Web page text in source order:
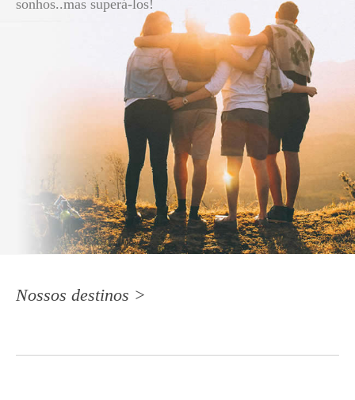
sonhos..mas superá-los!
Nossos destinos >